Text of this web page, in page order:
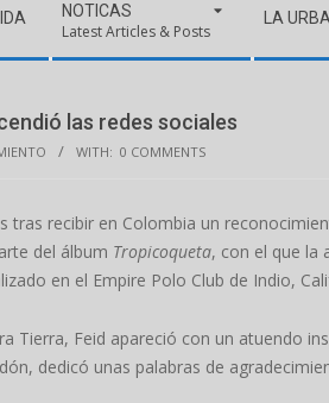
NOTICAS
Latest Articles & Posts
LA
las redes sociales
WITH: 0 COMMENTS
tras recibir en Colombia un
del álbum Tropicoqueta, con el que la
en el Empire Polo Club de Indio,
Tierra, Feid apareció con un atuendo
dedicó unas palabras de